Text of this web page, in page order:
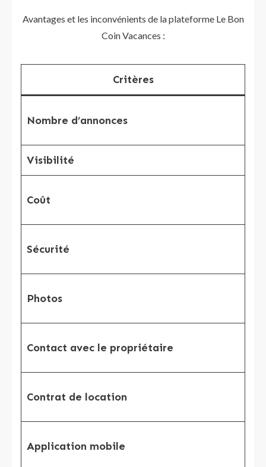
Avantages et les inconvénients de la plateforme Le Bon
Coin Vacances :
Critères
Nombre d’annonces
Visibilité
Coût
Sécurité
Photos
Contact avec le propriétaire
Contrat de location
Application mobile